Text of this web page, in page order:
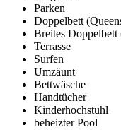
Parken
Doppelbett
Breites
Terrasse
Surfen
Umzäunt
Bettwäsche
Handtücher
Kinderhochstuhl
beheizter Pool